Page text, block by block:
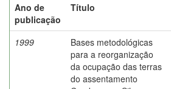
Ano de
publicação
Título
1999
Bases metodológicas
para a reorganização
da ocupação das terras
do assentamento